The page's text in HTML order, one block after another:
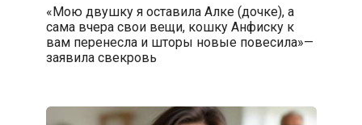
«Мою двушку я оставила Алке (дочке), а
сама вчера свои вещи, кошку Анфиску к
вам перенесла и шторы новые повесила»—
заявила свекровь